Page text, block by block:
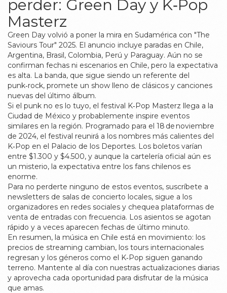
perder: Green Day y K‑Pop
Masterz
Green Day volvió a poner la mira en Sudamérica con "The
Saviours Tour" 2025. El anuncio incluye paradas en Chile,
Argentina, Brasil, Colombia, Perú y Paraguay. Aún no se
confirman fechas ni escenarios en Chile, pero la expectativa
es alta. La banda, que sigue siendo un referente del
punk‑rock, promete un show lleno de clásicos y canciones
nuevas del último álbum.
Si el punk no es lo tuyo, el festival K‑Pop Masterz llega a la
Ciudad de México y probablemente inspire eventos
similares en la región. Programado para el 18 de noviembre
de 2024, el festival reunirá a los nombres más calientes del
K‑Pop en el Palacio de los Deportes. Los boletos varían
entre $1.300 y $4.500, y aunque la cartelería oficial aún es
un misterio, la expectativa entre los fans chilenos es
enorme.
Para no perderte ninguno de estos eventos, suscríbete a
newsletters de salas de concierto locales, sigue a los
organizadores en redes sociales y chequea plataformas de
venta de entradas con frecuencia. Los asientos se agotan
rápido y a veces aparecen fechas de último minuto.
En resumen, la música en Chile está en movimiento: los
precios de streaming cambian, los tours internacionales
regresan y los géneros como el K‑Pop siguen ganando
terreno. Mantente al día con nuestras actualizaciones diarias
y aprovecha cada oportunidad para disfrutar de la música
que amas.